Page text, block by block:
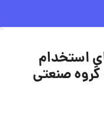
استخدام
گروه صنعتی